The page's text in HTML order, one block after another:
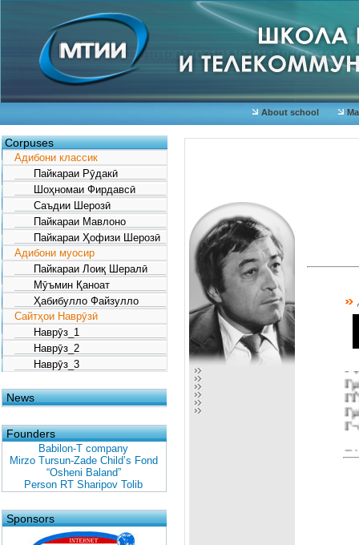
About school
Corpuses
Адибони классик
Пайкараи Рӯдакӣ
Шоҳномаи Фирдавсӣ
Саъдии Шерозӣ
Пайкараи Мавлоно
Пайкараи Ҳофизи Шерозӣ
Адибони муосир
Пайкараи Лоиқ Шералӣ
Мӯъмин Қаноат
Ҳабибулло Файзулло
Сайтҳои Наврӯзӣ
Наврӯз_1
Наврӯз_2
Наврӯз_3
News
Founders
Babilon-T company
Mirzo Tursun-Zade Child’s Fond
“Osheni Baland”
Person RT Sharipov Tolib
Sponsors